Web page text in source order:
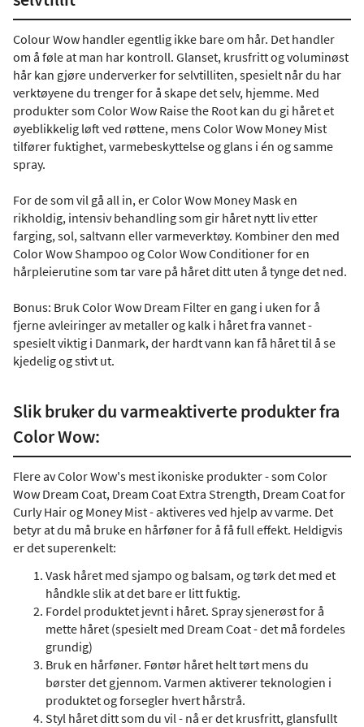
Colour Wow handler egentlig ikke bare om hår. Det handler
om å føle at man har kontroll. Glanset, krusfritt og voluminøst
hår kan gjøre underverker for selvtilliten, spesielt når du har
verktøyene du trenger for å skape det selv, hjemme. Med
produkter som Color Wow Raise the Root kan du gi håret et
øyeblikkelig løft ved røttene, mens Color Wow Money Mist
tilfører fuktighet, varmebeskyttelse og glans i én og samme
spray.
For de som vil gå all in, er Color Wow Money Mask en
rikholdig, intensiv behandling som gir håret nytt liv etter
farging, sol, saltvann eller varmeverktøy. Kombiner den med
Color Wow Shampoo og Color Wow Conditioner for en
hårpleierutine som tar vare på håret ditt uten å tynge det ned.
Bonus: Bruk Color Wow Dream Filter en gang i uken for å
fjerne avleiringer av metaller og kalk i håret fra vannet -
spesielt viktig i Danmark, der hardt vann kan få håret til å se
kjedelig og stivt ut.
Slik bruker du varmeaktiverte produkter fra
Color Wow:
Flere av Color Wow's mest ikoniske produkter - som Color
Wow Dream Coat, Dream Coat Extra Strength, Dream Coat for
Curly Hair og Money Mist - aktiveres ved hjelp av varme. Det
betyr at du må bruke en hårføner for å få full effekt. Heldigvis
er det superenkelt:
Vask håret med sjampo og balsam, og tørk det med et
håndkle slik at det bare er litt fuktig.
Fordel produktet jevnt i håret. Spray sjenerøst for å
mette håret (spesielt med Dream Coat - det må fordeles
grundig)
Bruk en hårføner. Føntør håret helt tørt mens du
børster det gjennom. Varmen aktiverer teknologien i
produktet og forsegler hvert hårstrå.
Styl håret ditt som du vil - nå er det krusfritt, glansfullt